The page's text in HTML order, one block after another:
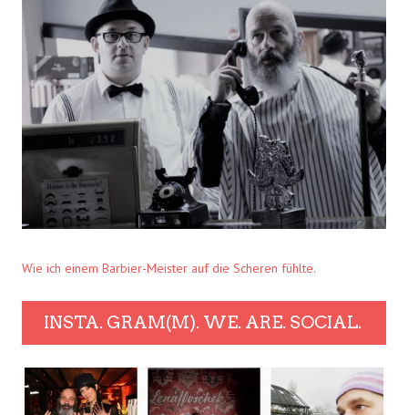
Wie ich einem Barbier-Meister auf die Scheren fühlte.
INSTA. GRAM(M). WE. ARE. SOCIAL.